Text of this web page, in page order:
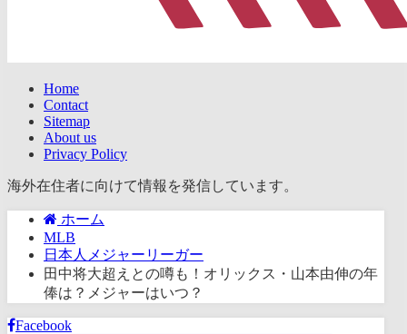
Home
Contact
Sitemap
About us
Privacy Policy
海外在住者に向けて情報を発信しています。
ホーム
MLB
日本人メジャーリーガー
田中将大超えとの噂も！オリックス・山本由伸の年
俸は？メジャーはいつ？
Facebook